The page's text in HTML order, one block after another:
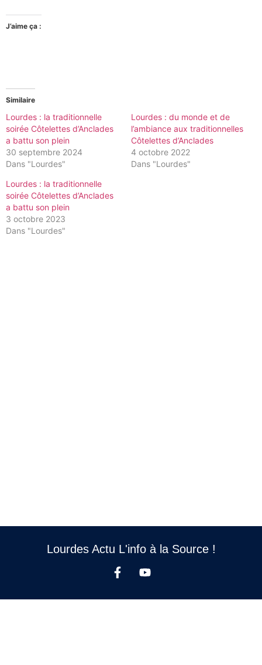
J’aime ça :
Similaire
Lourdes : la traditionnelle
soirée Côtelettes d’Anclades
a battu son plein
30 septembre 2024
Dans "Lourdes"
Lourdes : du monde et de
l’ambiance aux traditionnelles
Côtelettes d’Anclades
4 octobre 2022
Dans "Lourdes"
Lourdes : la traditionnelle
soirée Côtelettes d’Anclades
a battu son plein
3 octobre 2023
Dans "Lourdes"
Lourdes Actu L'info à la Source !